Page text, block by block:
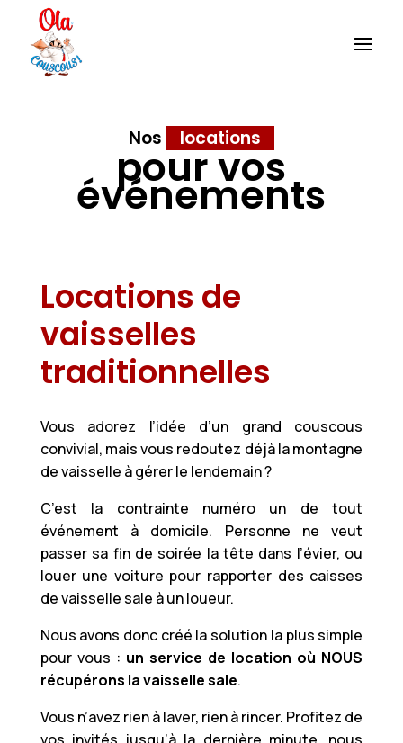
Nos locations
pour vos
événements
Locations de
vaisselles
traditionnelles
Vous adorez l’idée d’un grand couscous
convivial, mais vous redoutez déjà la montagne
de vaisselle à gérer le lendemain ?
C’est la contrainte numéro un de tout
événement à domicile. Personne ne veut
passer sa fin de soirée la tête dans l’évier, ou
louer une voiture pour rapporter des caisses
de vaisselle sale à un loueur.
Nous avons donc créé la solution la plus simple
pour vous : un service de location où NOUS
récupérons la vaisselle sale.
Vous n’avez rien à laver, rien à rincer. Profitez de